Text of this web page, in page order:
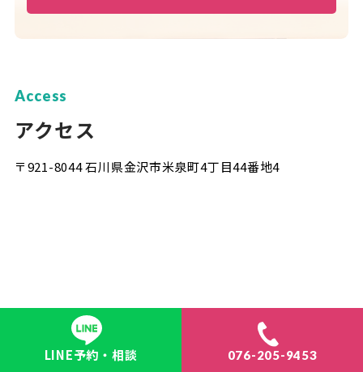
Access
アクセス
〒921-8044 石川県金沢市米泉町4丁目44番地4
LINE予約・相談 076-205-9453